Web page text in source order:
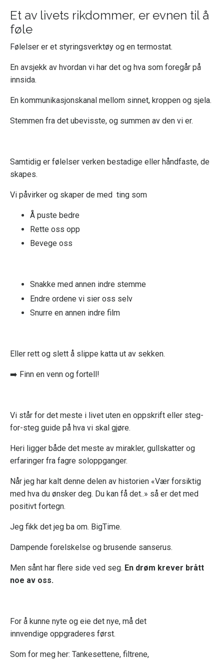
Et av livets rikdommer, er evnen til å
føle
Følelser er et styringsverktøy og en termostat.
En avsjekk av hvordan vi har det og hva som foregår på
innsida.
En kommunikasjonskanal mellom sinnet, kroppen og sjela.
Stemmen fra det ubevisste, og summen av den vi er.
Samtidig er følelser verken bestadige eller håndfaste, de
skapes.
Vi påvirker og skaper de med ting som
Å puste bedre
Rette oss opp
Bevege oss
Snakke med annen indre stemme
Endre ordene vi sier oss selv
Snurre en annen indre film
Eller rett og slett å slippe katta ut av sekken.
➡️ Finn en venn og fortell!
Vi står for det meste i livet uten en oppskrift eller steg-
for-steg guide på hva vi skal gjøre.
Heri ligger både det meste av mirakler, gullskatter og
erfaringer fra fagre soloppganger.
Når jeg har kalt denne delen av historien «Vær forsiktig
med hva du ønsker deg. Du kan få det..» så er det med
positivt fortegn.
Jeg fikk det jeg ba om. BigTime.
Dampende forelskelse og brusende sanserus.
Men sånt har flere side ved seg. En drøm krever brått
noe av oss.
For å kunne nyte og eie det nye, må det
innvendige oppgraderes først.
Som for meg her: Tankesettene, filtrene,